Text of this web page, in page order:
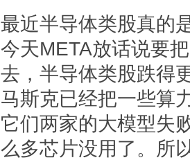
最近半导体类股真的
今天META放话说要
去，半导体类股跌得
马斯克已经把一些算
它们两家的大模型失
么多芯片没用了。所